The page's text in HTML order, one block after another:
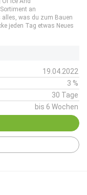
an
was du zum Bauen
jeden Tag etwas Neues
19.04.2022
3 %
30 Tage
bis 6 Wochen